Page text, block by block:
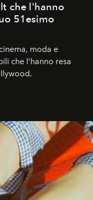
che l'hanno
51esimo
moda e
che l’hanno resa